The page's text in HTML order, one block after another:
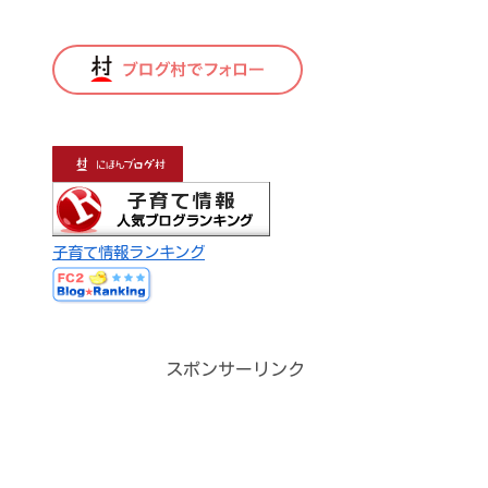
子育て情報ランキング
スポンサーリンク